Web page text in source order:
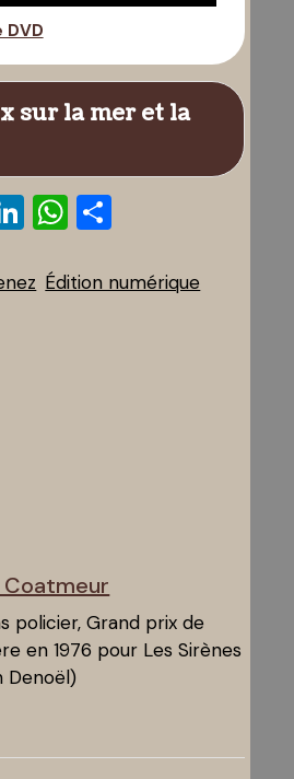
sur la mer et la
LinkedIn
WhatsApp
Édition numérique
policier, Grand prix de
en 1976 pour Les Sirènes
Denoël)